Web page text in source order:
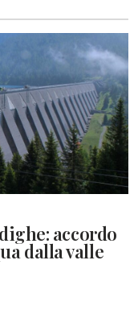
accordo
dalla valle